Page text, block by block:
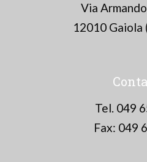
Via
12010 Gaiola
Tel. 049
Fax: 049